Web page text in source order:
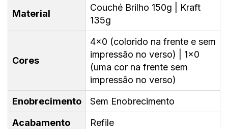
Material
Couché Brilho 150g | Kraft
135g
Cores
4x0 (colorido na frente e sem
impressão no verso) | 1x0
(uma cor na frente sem
impressão no verso)
Enobrecimento
Sem Enobrecimento
Acabamento
Refile